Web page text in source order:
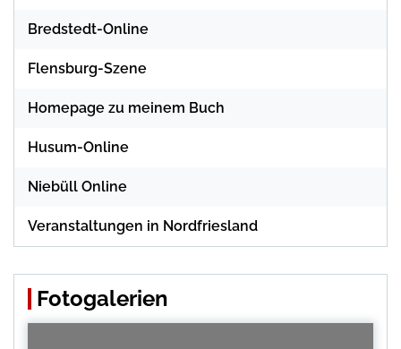
Bredstedt-Online
Flensburg-Szene
Homepage zu meinem Buch
Husum-Online
Niebüll Online
Veranstaltungen in Nordfriesland
Fotogalerien